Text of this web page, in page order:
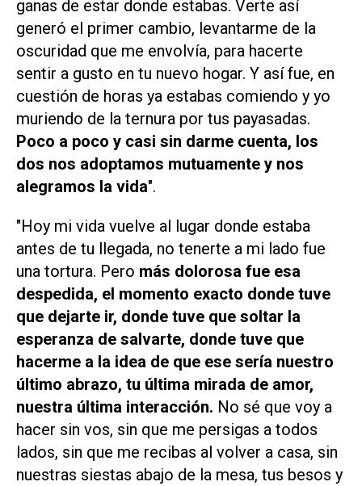
ganas de estar donde estabas. Verte así
generó el primer cambio, levantarme de la
oscuridad que me envolvía, para hacerte
sentir a gusto en tu nuevo hogar. Y así fue, en
cuestión de horas ya estabas comiendo y yo
muriendo de la ternura por tus payasadas.
Poco a poco y casi sin darme cuenta, los
dos nos adoptamos mutuamente y nos
alegramos la vida".
"Hoy mi vida vuelve al lugar donde estaba
antes de tu llegada, no tenerte a mi lado fue
una tortura. Pero más dolorosa fue esa
despedida, el momento exacto donde tuve
que dejarte ir, donde tuve que soltar la
esperanza de salvarte, donde tuve que
hacerme a la idea de que ese sería nuestro
último abrazo, tu última mirada de amor,
nuestra última interacción. No sé que voy a
hacer sin vos, sin que me persigas a todos
lados, sin que me recibas al volver a casa, sin
nuestras siestas abajo de la mesa, tus besos y